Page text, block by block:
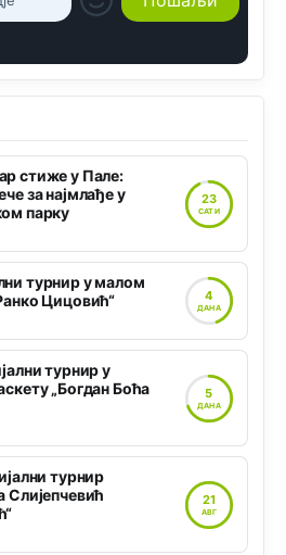
стиже у Пале:
за најмлађе у
парку
23
САТИ
турнир у малом
Цицовић“
4
ДАНА
турнир у
„Богдан Боћа
5
ДАНА
турнир
Слијепчевић
21
АВГ